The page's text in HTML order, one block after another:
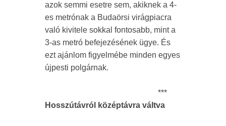
azok semmi esetre sem, akiknek a 4-
es metrónak a Budaörsi virágpiacra
való kivitele sokkal fontosabb, mint a
3-as metró befejezésének ügye. És
ezt ajánlom figyelmébe minden egyes
újpesti polgárnak.
***
Hosszútávról középtávra váltva